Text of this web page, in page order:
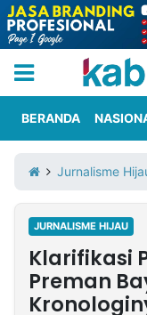
Iklan
Berita
Kami
Nasional
International
Olahraga
Entertainment
Daerah
Pariwisata
Kuliner
Kolom
BERANDA
Jurnalisme
JURNALISME HIJAU
Klarifikasi
Preman